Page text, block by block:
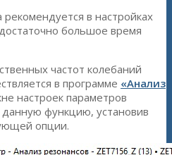
в настройках
большое время
частот колебаний
в программе «Анализ
настроек параметров
функцию, установив
опции.